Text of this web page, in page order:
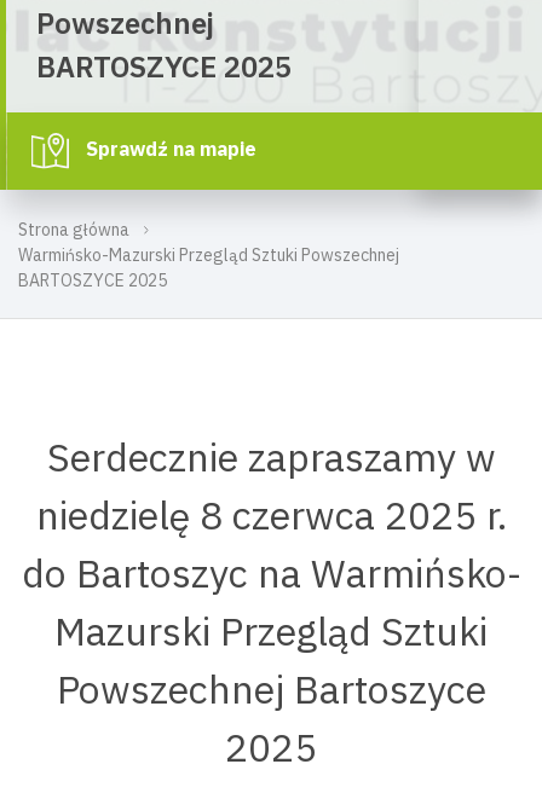
Strona główna
Warmińsko-Mazurski Przegląd Sztuki Powszechnej
BARTOSZYCE 2025
Powszechnej
BARTOSZYCE 2025
Sprawdź na mapie
Serdecznie zapraszamy w
niedzielę 8 czerwca 2025 r.
do Bartoszyc na Warmińsko-
Mazurski Przegląd Sztuki
Powszechnej Bartoszyce
2025